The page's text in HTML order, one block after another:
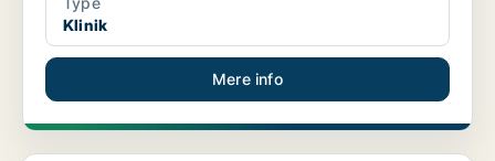
Klinik
Mere info